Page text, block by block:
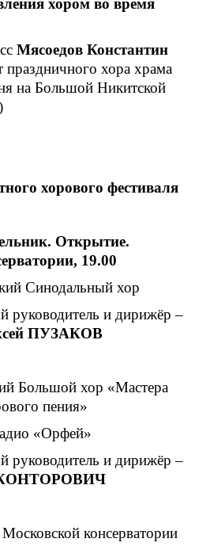
Мясоедов Константин
праздничного хора храма
на Большой Никитской
хорового фестиваля
Открытие.
19.00
Синодальный хор
руководитель и дирижёр –
ПУЗАКОВ
Большой хор «Мастера
пения»
«Орфей»
руководитель и дирижёр –
консерватории